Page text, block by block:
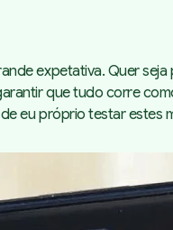
expetativa. Quer
que tudo corre
eu próprio testar